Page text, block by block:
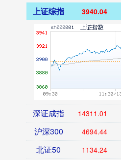
上证综指 3940.04
深证成指 14311.01
沪深300 4694.44
北证50 1134.24